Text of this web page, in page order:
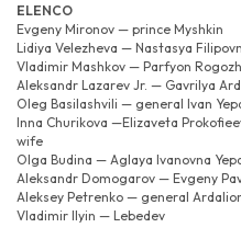
ELENCO
Evgeny Mironov — prince Myshkin
Lidiya Velezheva — Nastasya
Vladimir Mashkov — Parfyon
Aleksandr Lazarev Jr. — Gavrilya
Oleg Basilashvili — general Ivan
Inna Churikova —Elizaveta
wife
Olga Budina — Aglaya Ivanovna
Aleksandr Domogarov — Evgeny
Aleksey Petrenko — general
Vladimir Ilyin — Lebedev